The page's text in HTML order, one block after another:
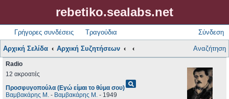
rebetiko.sealabs.net
Γρήγορες συνδέσεις Τραγούδια Σύνδεση
Αρχική Σελίδα Αρχική Συζητήσεων Αναζήτηση
Radio
12 ακροατές
Προσφυγοπούλα (Εγώ είμαι το θύμα σου)pageview
Βαμβακάρης Μ. - Βαμβακάρης Μ. - 1949